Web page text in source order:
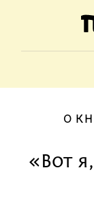
О
«Вот